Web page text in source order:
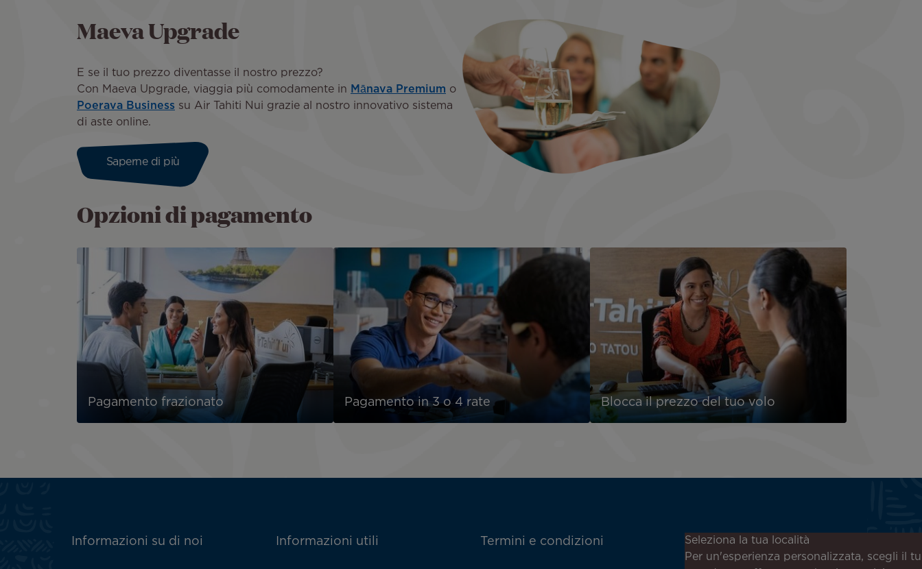
Maeva Upgrade
E se il tuo prezzo diventasse il nostro prezzo?
Con Maeva Upgrade, viaggia più comodamente in Mānava Premium o
Poerava Business su Air Tahiti Nui grazie al nostro innovativo sistema
di aste online.
Saperne di più
Opzioni di pagamento
Pagamento frazionato Pagamento in 3 o 4 rate Blocca il prezzo del tuo volo
ATN:
Informazioni su di noi Informazioni utili Termini e condizioni
Iscriviti alla nostra newsletter
per ricevere le ultime notizie!
Seleziona la tua località
Per un'esperienza personalizzata, scegli il